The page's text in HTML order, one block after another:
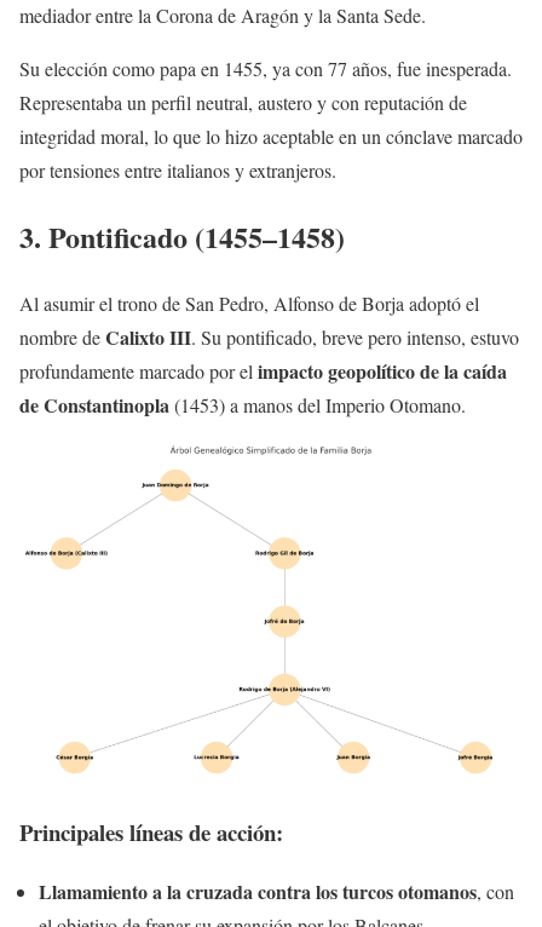
mediador entre la Corona de Aragón y la Santa Sede.
Su elección como papa en 1455, ya con 77 años, fue inesperada.
Representaba un perfil neutral, austero y con reputación de
integridad moral, lo que lo hizo aceptable en un cónclave marcado
por tensiones entre italianos y extranjeros.
3. Pontificado (1455–1458)
Al asumir el trono de San Pedro, Alfonso de Borja adoptó el
nombre deCalixto III. Su pontificado, breve pero intenso, estuvo
profundamente marcado por el impacto geopolítico de la caída
de Constantinopla(1453) a manos del Imperio Otomano.
Principales líneas de acción:
Llamamiento a la cruzada contra los turcos otomanos, con